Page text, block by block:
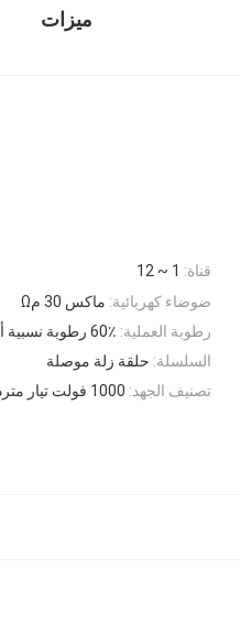
ميزات
قناة: 1 ~ 12
ضوضاء كهربائية: ماكس 30 مΩ
رطوبة العملية: 60٪ رطوبة نسبية أو أعلى
السلسلة: حلقة زلة موصلة
تصنيف الجهد: 1000 فولت تيار متردد/تيار مستمر